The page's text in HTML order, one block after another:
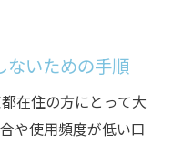
ないための手順
在住の方にとって大
や使用頻度が低い口